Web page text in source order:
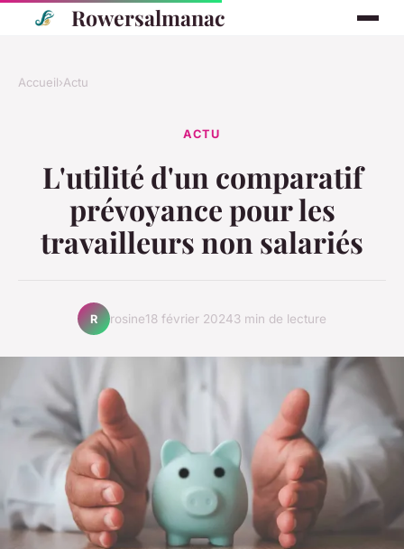
Rowersalmanac
Accueil›Actu
ACTU
L'utilité d'un comparatif
prévoyance pour les
travailleurs non salariés
R rosine18 février 20243 min de lecture